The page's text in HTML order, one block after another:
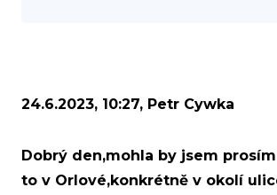
24.6.2023, 10:27, Petr Cywka
Dobrý den,mohla by jsem
to v Orlové,konkrétně v okolí